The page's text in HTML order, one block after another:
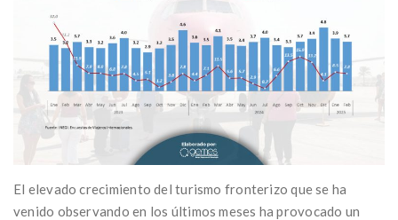
El elevado crecimiento del turismo fronterizo que se ha
venido observando en los últimos meses ha provocado un